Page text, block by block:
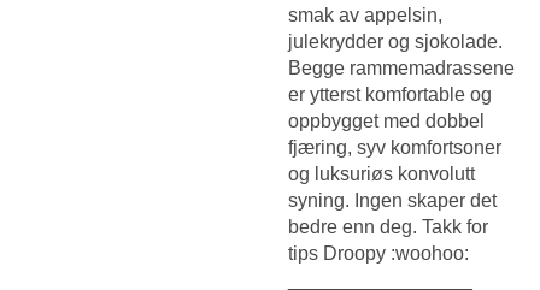
smak av appelsin,
julekrydder og sjokolade.
Begge rammemadrassene
er ytterst komfortable og
oppbygget med dobbel
fjæring, syv komfortsoner
og luksuriøs konvolutt
syning. Ingen skaper det
bedre enn deg. Takk for
tips Droopy :woohoo: